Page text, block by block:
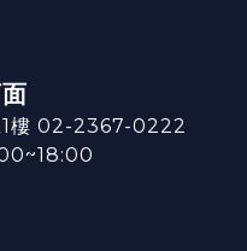
1樓 02-2367-0222